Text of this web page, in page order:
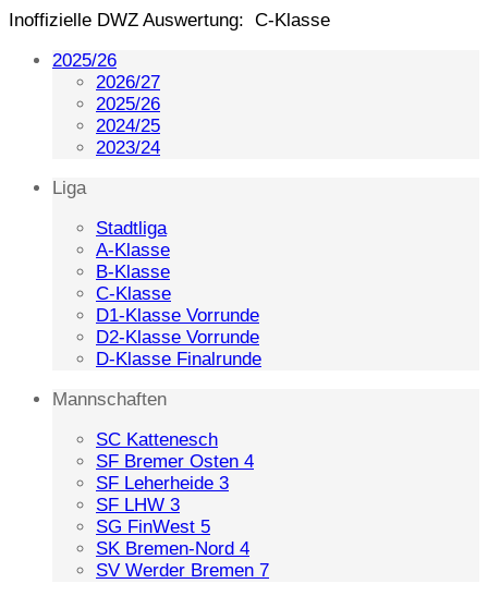
Inoffizielle DWZ Auswertung: C-Klasse
2025/26
2026/27
2025/26
2024/25
2023/24
Liga
Stadtliga
A-Klasse
B-Klasse
C-Klasse
D1-Klasse Vorrunde
D2-Klasse Vorrunde
D-Klasse Finalrunde
Mannschaften
SC Kattenesch
SF Bremer Osten 4
SF Leherheide 3
SF LHW 3
SG FinWest 5
SK Bremen-Nord 4
SV Werder Bremen 7